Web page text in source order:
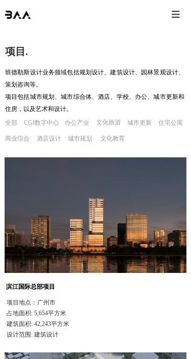
项目.
班德勒斯设计业务领域包括规划设计、建筑设计、园林景观设计、
策划咨询等。
项目包括城市规划、城市综合体、酒店、学校、办公、城市更新和
住房，以及艺术和设计。
全部
CGI数字中心 办公产业 文化旅游 城市更新 住宅公寓
酒店设计 城市规划
商业综合 文化教育

滨江国际总部项目
项目地点：广州市
占地面积: 5,654平方米
建筑面积: 42,243平方米
设计范围: 建筑设计